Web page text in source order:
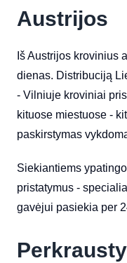
Austrijos
Iš Austrijos krovinius
dienas. Distribuciją
- Vilniuje kroviniai
kituose miestuose -
paskirstymas
Siekiantiems
pristatymus -
gavėjui pasiekia per